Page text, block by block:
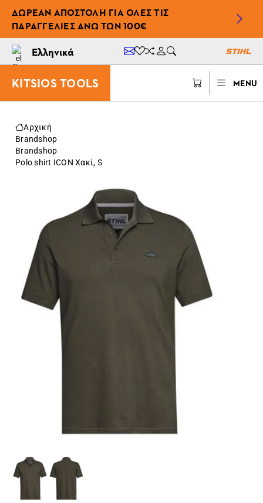
ΔΩΡΕΆΝ ΑΠΟΣΤΟΛΉ ΓΙΑ ΌΛΕΣ ΤΙΣ
ΠΑΡΑΓΓΕΛΊΕΣ ΆΝΩ ΤΩΝ 100€
Ελληνικά
KITSIOS TOOLS MENU
Αρχική
Brandshop
Brandshop
Polo shirt ICON Χακί, S